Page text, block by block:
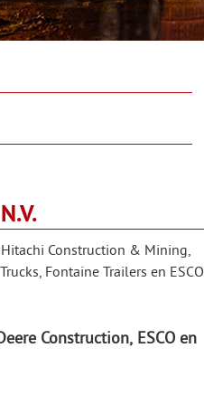
Construction & Mining,
Fontaine Trailers en ESCO
Construction, ESCO en